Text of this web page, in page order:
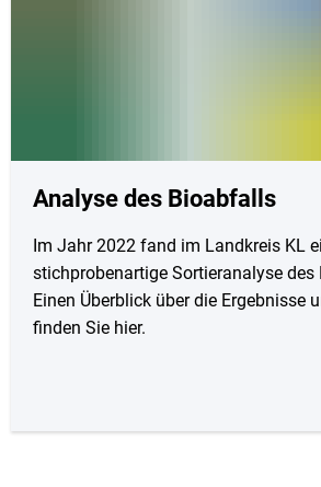
Analyse des Bioabfalls
Im Jahr 2022 fand im Landkreis KL
stichprobenartige Sortieranalyse
Einen Überblick über die Ergebnisse
finden Sie hier.